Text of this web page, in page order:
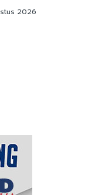
Harmonis Fondasi
2026